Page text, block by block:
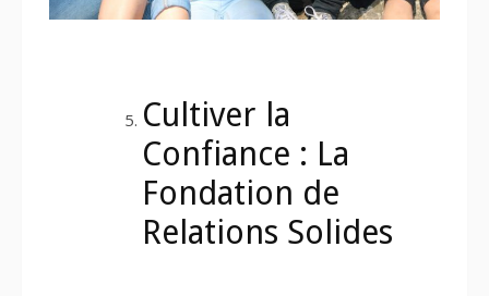
Cultiver la
Confiance : La
Fondation de
Relations Solides